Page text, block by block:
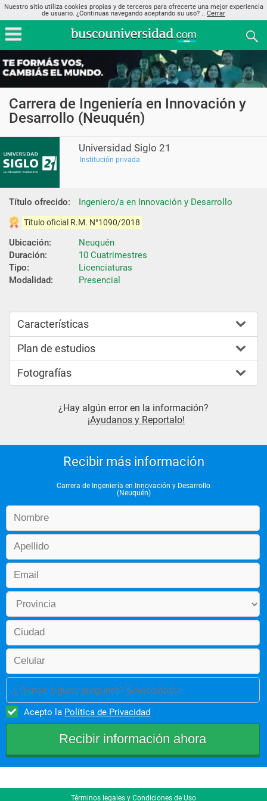
Nuestro sitio utiliza cookies propias y de terceros para ofrecerte una mejor experiencia
de usuario. ¿Continuas navegando aceptando su uso? .. Cerrar
Carrera de Ingeniería en Innovación y
Desarrollo (Neuquén)
Universidad Siglo 21
Institución privada
Título ofrecido: Ingeniero/a en Innovación y Desarrollo
Título oficial R.M. N°1090/2018
Ubicación:
Neuquén
Duración:
10 Cuatrimestres
Tipo:
Licenciaturas
Modalidad:
Presencial
Características
Plan de estudios
Fotografías
¿Hay algún error en la información?
¡Ayudanos y Reportalo!
Recibir más información
Carrera de Ingeniería en Innovación y Desarrollo
(Neuquén)
¿Tienes alguna pregunta? Selecciónala
Acepto la Política de Privacidad
Términos legales y Condiciones de Uso